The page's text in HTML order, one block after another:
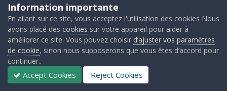
Surtout qu'il y a des solutions plus évidentes pour remplacer ta tête
de turc Zubimendi, comme repositionner Rice en 6, joueur confirmé
et capitaine symbolique, que de lancer un jeune de 20 ans qui a
beaucoup de mal à chaque apparition depuis des mois.
Modifiéle 4 mai
Information importante
En allant sur ce site, vous acceptez l'utilisation des cookies Nous
avons placé des cookies sur votre appareil pour aider à
améliorer ce site. Vous pouvez choisir d’ajuster vos paramètres
de cookie, sinon nous supposerons que vous êtes d’accord pour
continuer..
Accept Cookies Reject Cookies